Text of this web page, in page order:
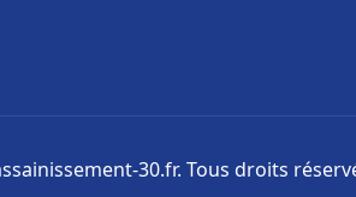
30.fr. Tous droits